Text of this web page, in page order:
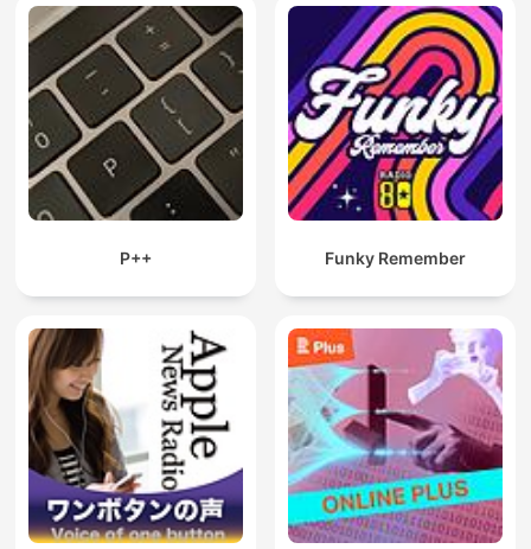
P++ Funky Remember